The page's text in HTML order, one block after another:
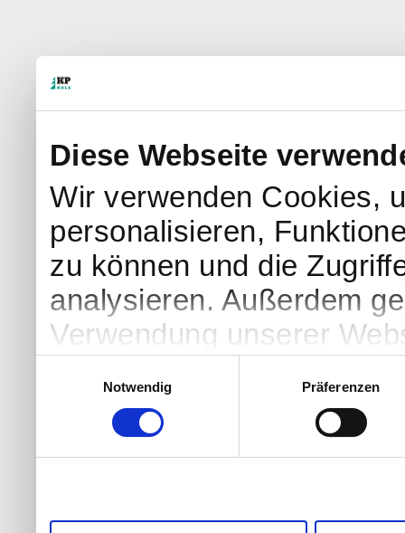
Diese Webseite
Wir verwenden Cookies,
personalisieren,
zu können und die
analysieren. Außerdem
Verwendung unserer
Partner führen diese
weiteren Daten
Notwendig
Präferenzen